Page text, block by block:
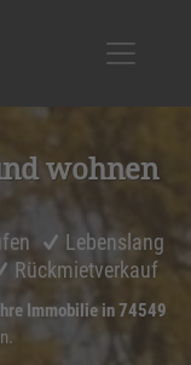
wohnen
Lebenslang
Rückmietverkauf
Immobilie in 74549